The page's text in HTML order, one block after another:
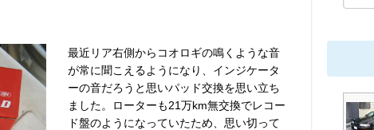
最近リア右側からコオロギの鳴くような音
が常に聞こえるようになり、インジケータ
ーの音だろうと思いパッド交換を思い立ち
ました。ローターも21万km無交換でレコー
ド盤のようになっていたため、思い切って